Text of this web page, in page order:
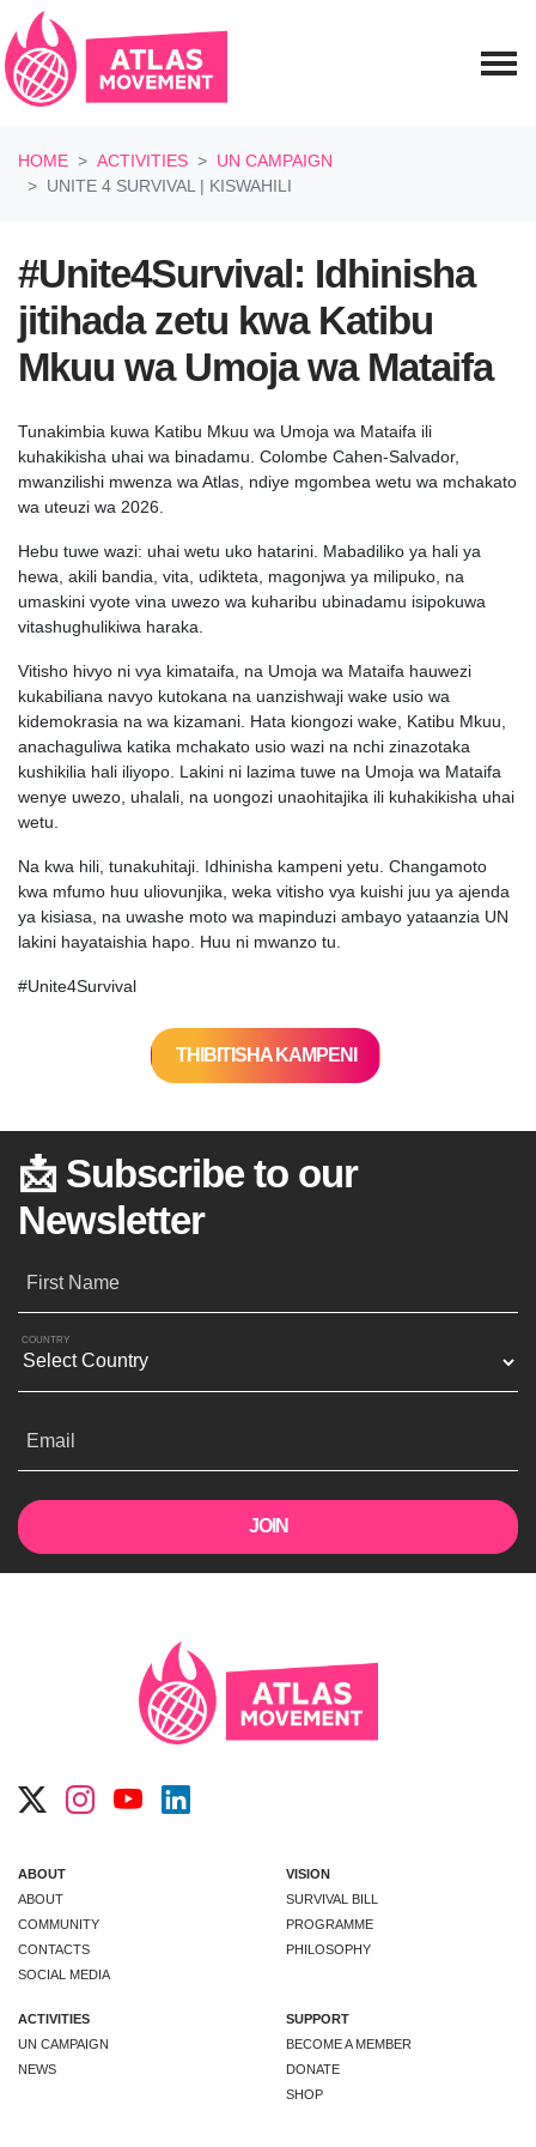
HOME
ACTIVITIES
UN CAMPAIGN
UNITE 4 SURVIVAL | KISWAHILI
#Unite4Survival: Idhinisha
jitihada zetu kwa Katibu
Mkuu wa Umoja wa Mataifa
Tunakimbia kuwa Katibu Mkuu wa Umoja wa Mataifa ili
kuhakikisha uhai wa binadamu. Colombe Cahen-Salvador,
mwanzilishi mwenza wa Atlas, ndiye mgombea wetu wa mchakato
wa uteuzi wa 2026.
Hebu tuwe wazi: uhai wetu uko hatarini. Mabadiliko ya hali ya
hewa, akili bandia, vita, udikteta, magonjwa ya milipuko, na
umaskini vyote vina uwezo wa kuharibu ubinadamu isipokuwa
vitashughulikiwa haraka.
Vitisho hivyo ni vya kimataifa, na Umoja wa Mataifa hauwezi
kukabiliana navyo kutokana na uanzishwaji wake usio wa
kidemokrasia na wa kizamani. Hata kiongozi wake, Katibu Mkuu,
anachaguliwa katika mchakato usio wazi na nchi zinazotaka
kushikilia hali iliyopo. Lakini ni lazima tuwe na Umoja wa Mataifa
wenye uwezo, uhalali, na uongozi unaohitajika ili kuhakikisha uhai
wetu.
Na kwa hili, tunakuhitaji. Idhinisha kampeni yetu. Changamoto
kwa mfumo huu uliovunjika, weka vitisho vya kuishi juu ya ajenda
ya kisiasa, na uwashe moto wa mapinduzi ambayo yataanzia UN
lakini hayataishia hapo. Huu ni mwanzo tu.
#Unite4Survival
THIBITISHA KAMPENI
📩 Subscribe to our
Newsletter
First Name
COUNTRY
Email
ABOUT
ABOUT
COMMUNITY
CONTACTS
SOCIAL MEDIA
VISION
SURVIVAL BILL
PROGRAMME
PHILOSOPHY
ACTIVITIES
UN CAMPAIGN
NEWS
SUPPORT
BECOME A MEMBER
DONATE
SHOP